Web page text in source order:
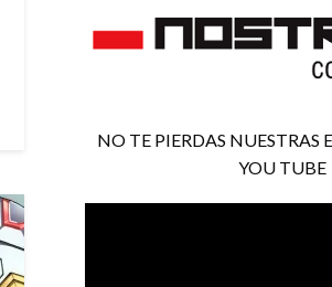
NO TE PIERDAS NUESTRAS
YOU TUBE